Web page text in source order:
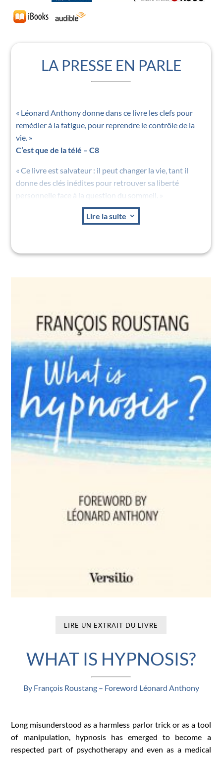
LA PRESSE EN PARLE
« Léonard Anthony donne dans ce livre les clefs pour
remédier à la fatigue, pour reprendre le contrôle de la
vie. »
C’est que de la télé – C8
« Ce livre est salvateur : il peut changer la vie, tant il
donne des clés inédites pour retrouver sa liberté
personnelle face à la question du sommeil. »
prévenir les conséquences les plus graves. C’est
France Culture
combattre… les auteurs décortiquent la place de notre
désir et de nos habitudes. »
Le Parisien
« Les auteurs interrogent nos modes de vie épuisants et
nous livrent des pistes pour réaménager en profondeur
le quotidien. De quoi explorer l’origine de notre fatigue
et s’en libérer pour de bon. »
Grazia
« Un ouvrage à découvrir, à déguster. »
Radio Notre-Dame
suggère une expérience totale et audacieuse. »
Gael (Belgique)
Lire la suite 3
LIRE UN EXTRAIT DU LIVRE
WHAT IS HYPNOSIS?
By François Roustang – Foreword Léonard Anthony
Long misunderstood as a harmless parlor trick or as a tool
of manipulation, hypnosis has emerged to become a
respected part of psychotherapy and even as a medical